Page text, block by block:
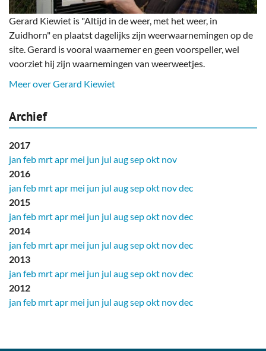
Gerard Kiewiet is "Altijd in de weer, met het weer, in
Zuidhorn" en plaatst dagelijks zijn weerwaarnemingen op de
site. Gerard is vooral waarnemer en geen voorspeller, wel
voorziet hij zijn waarnemingen van weerweetjes.
Meer over Gerard Kiewiet
Archief
2017
jan feb mrtapr mei jun jul augsepokt nov
2016
jan feb mrtapr mei jun jul augsepokt novdec
2015
jan feb mrtapr mei jun jul augsepokt novdec
2014
jan feb mrtapr mei jun jul augsepokt novdec
2013
jan feb mrtapr mei jun jul augsepokt novdec
2012
jan feb mrtapr mei jun jul augsepokt novdec